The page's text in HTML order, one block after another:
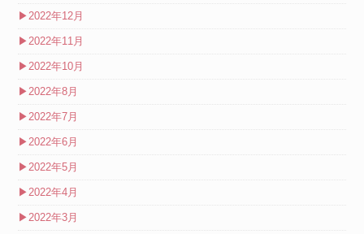
▶2022年12月
▶2022年11月
▶2022年10月
▶2022年8月
▶2022年7月
▶2022年6月
▶2022年5月
▶2022年4月
▶2022年3月